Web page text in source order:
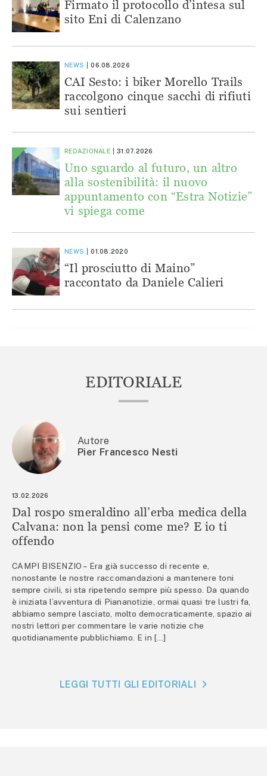
Firmato il protocollo d’intesa sul
sito Eni di Calenzano
NEWS 06.08.2026
CAI Sesto: i biker Morello Trails
raccolgono cinque sacchi di rifiuti
sui sentieri
REDAZIONALE 31.07.2026
Uno sguardo al futuro, un altro
alla sostenibilità: il nuovo
appuntamento con “Estra Notizie”
vi spiega come
NEWS 01.08.2020
“Il prosciutto di Maino”
raccontato da Daniele Calieri
EDITORIALE
Autore
Pier Francesco Nesti
13.02.2026
Dal rospo smeraldino all’erba medica della
Calvana: non la pensi come me? E io ti
offendo
CAMPI BISENZIO – Era già successo di recente e,
nonostante le nostre raccomandazioni a mantenere toni
sempre civili, si sta ripetendo sempre più spesso. Da quando
è iniziata l’avventura di Piananotizie, ormai quasi tre lustri fa,
abbiamo sempre lasciato, molto democraticamente, spazio ai
nostri lettori per commentare le varie notizie che
quotidianamente pubblichiamo. E in […]
LEGGI TUTTI GLI EDITORIALI